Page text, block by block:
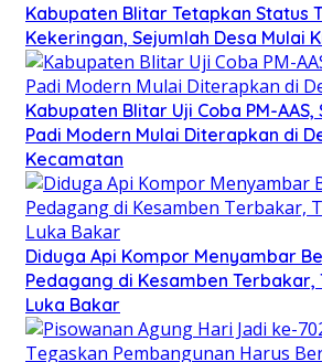
Kabupaten Blitar Tetapkan Status
Kekeringan, Sejumlah Desa Mulai
Kabupaten Blitar Uji Coba PM-AAS,
Padi Modern Mulai Diterapkan di
Kecamatan
Diduga Api Kompor Menyambar
Pedagang di Kesamben
Luka Bakar